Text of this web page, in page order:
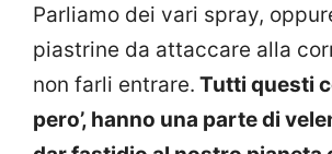
Parliamo dei vari spray,
piastrine da attaccare alla
non farli entrare. Tutti questi
pero’, hanno una parte di